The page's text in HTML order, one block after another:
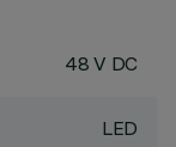
48 V DC
LED